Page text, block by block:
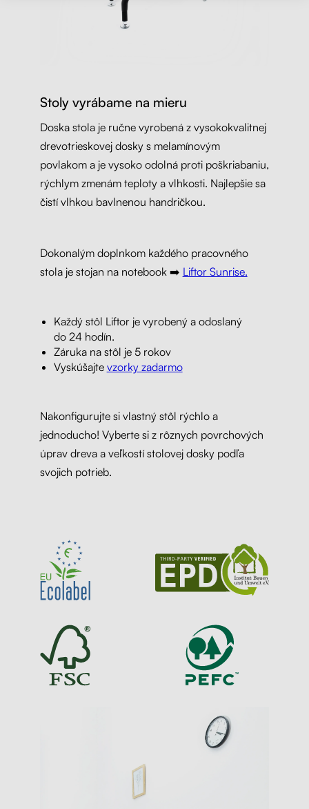
Stoly vyrábame na mieru
Doska stola je ručne vyrobená z vysokokvalitnej
drevotrieskovej dosky s melamínovým
povlakom a je vysoko odolná proti poškriabaniu,
rýchlym zmenám teploty a vlhkosti. Najlepšie sa
čistí vlhkou bavlnenou handričkou.
Dokonalým doplnkom každého pracovného
stola je stojan na notebook ➡️ Liftor Sunrise.
Každý stôl Liftor je vyrobený a odoslaný
do 24 hodín.
Záruka na stôl je 5 rokov
Vyskúšajte vzorky zadarmo
Nakonfigurujte si vlastný stôl rýchlo a
jednoducho! Vyberte si z rôznych povrchových
úprav dreva a veľkostí stolovej dosky podľa
svojich potrieb.